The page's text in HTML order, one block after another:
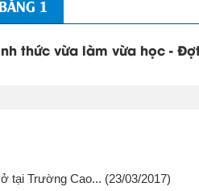
1
thức vừa làm vừa học -
tại Trường Cao... (23/03/2017)